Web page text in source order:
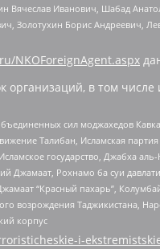
Вячеслав Иванович, Шабад
Золотухин Борис Андреевич,
NKOForeignAgent.aspx
в том числе
сил моджахедов
Талибан, Исламская
государство, Джабха
Джамаат, Рохнамо ба суи
“Красный пахарь”,
возрождения Таджикистана,
корпус
i-